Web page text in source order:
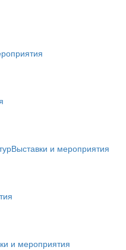
Выставки и мероприятия
и мероприятия